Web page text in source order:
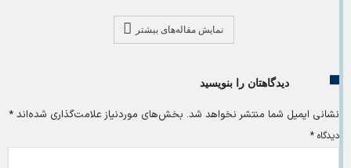
نمایش مقاله‌های بیشتر
دیدگاهتان را بنویسید
نشانی ایمیل شما منتشر نخواهد شد. بخش‌های موردنیاز علامت‌گذاری شده‌اند *
دیدگاه *